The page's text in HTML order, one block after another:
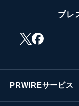
プレ
PRWIREサービス